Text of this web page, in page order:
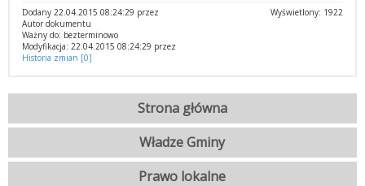
Wyświetlony: 1922
Dodany 22.04.2015 08:24:29 przez
Autor dokumentu
Ważny do: bezterminowo
Modyfikacja: 22.04.2015 08:24:29 przez
Historia zmian [0]
Strona główna
Władze Gminy
Prawo lokalne